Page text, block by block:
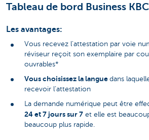
Tableau de bord Business KBC
Les avantages:
Vous recevez l'attestation par voie
réviseur reçoit son exemplaire par
ouvrables*
Vous choisissez la langue dans
recevoir l’attestation
La demande numérique peut être
24 et 7 jours sur 7 et elle est
beaucoup plus rapide.